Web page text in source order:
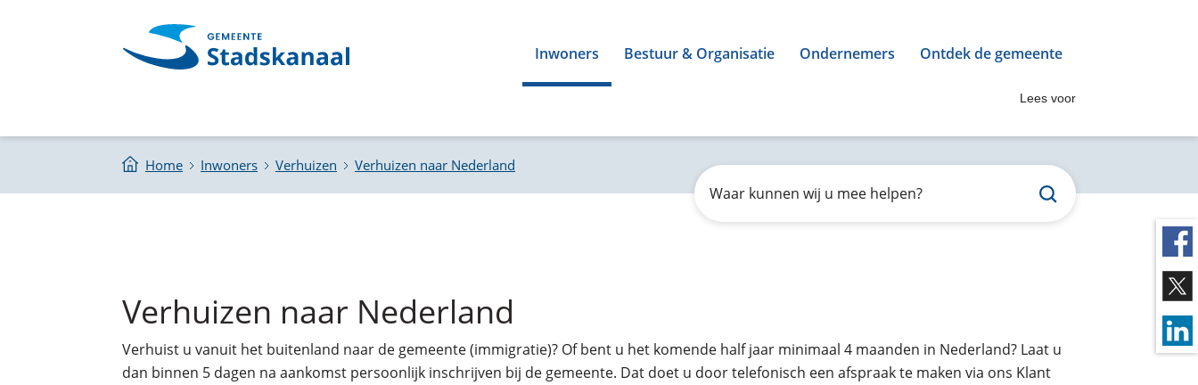
Inwoners Bestuur & Organisatie Ondernemers Ontdek de gemeente
Lees voor
Home Inwoners Verhuizen Verhuizen naar Nederland Zoeken
Waar
Verhuizen naar Nederland
Verhuist u vanuit het buitenland naar de gemeente (immigratie)? Of bent u het komende half jaar minimaal 4 maanden in Nederland? Laat u
dan binnen 5 dagen na aankomst persoonlijk inschrijven bij de gemeente. Dat doet u door telefonisch een afspraak te maken via ons Klant